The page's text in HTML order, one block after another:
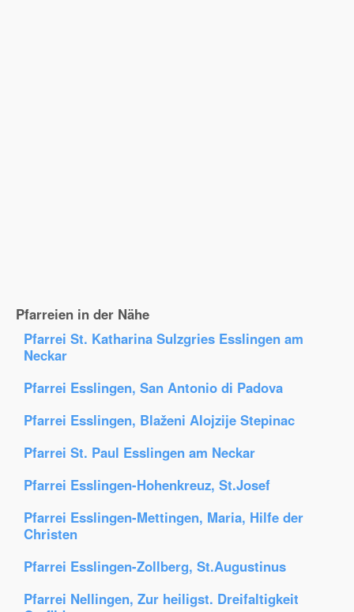
Pfarreien in der Nähe
Pfarrei St. Katharina Sulzgries Esslingen am
Neckar
Pfarrei Esslingen, San Antonio di Padova
Pfarrei Esslingen, Blaženi Alojzije Stepinac
Pfarrei St. Paul Esslingen am Neckar
Pfarrei Esslingen-Hohenkreuz, St.Josef
Pfarrei Esslingen-Mettingen, Maria, Hilfe der
Christen
Pfarrei Esslingen-Zollberg, St.Augustinus
Pfarrei Nellingen, Zur heiligst. Dreifaltigkeit